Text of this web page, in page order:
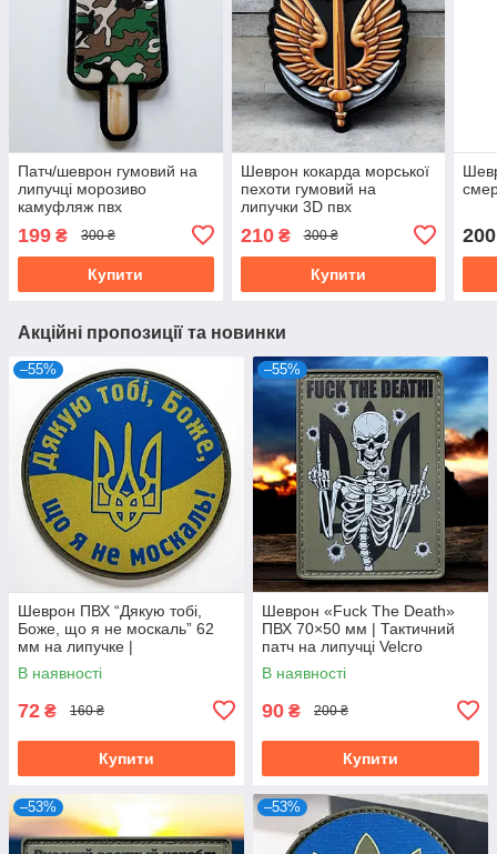
Патч/шеврон гумовий на
липучці морозиво
камуфляж пвх
199 ₴ 300 ₴
Купити
Шеврон кокарда морської
пехоти гумовий на
липучки 3D пвх
210₴ 300 ₴
Купити
200
Акційні пропозиції та новинки
–55%
Шеврон ПВХ “Дякую тобі,
Боже, що я не москаль” 62
мм на липучке |
Патриотический патч
Украина
В наявності
72 ₴ 160 ₴
Купити
–55%
Шеврон «Fuck The Death»
ПВХ 70×50 мм | Тактичний
патч на липучці Velcro
В наявності
90 ₴ 200 ₴
Купити
–53% –53%